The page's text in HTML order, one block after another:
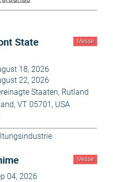
Messe
State
18, 2026
22, 2026
Staaten, Rutland
VT 05701, USA
Messe
04, 2026